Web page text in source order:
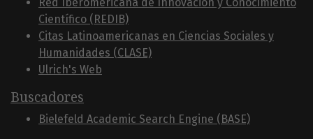
Red Iberoméricana de Innovación y Conocimiento
Científico (REDIB)
Citas Latinoamericanas en Ciencias Sociales y
Humanidades (CLASE)
Ulrich's Web
Buscadores
Bielefeld Academic Search Engine (BASE)